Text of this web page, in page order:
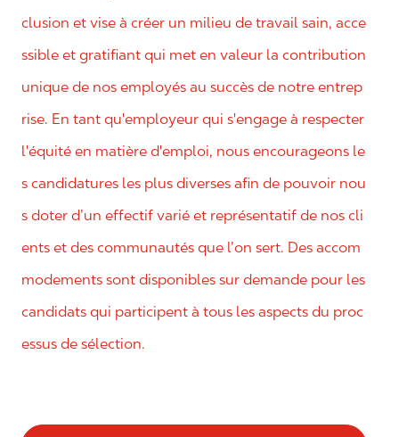
clusion et vise à créer un milieu de travail sain, acce
ssible et gratifiant qui met en valeur la contribution
unique de nos employés au succès de notre entrep
rise. En tant qu'employeur qui s'engage à respecter
l'équité en matière d'emploi, nous encourageons le
s candidatures les plus diverses afin de pouvoir nou
s doter d’un effectif varié et représentatif de nos cli
ents et des communautés que l’on sert. Des accom
modements sont disponibles sur demande pour les
candidats qui participent à tous les aspects du proc
essus de sélection.